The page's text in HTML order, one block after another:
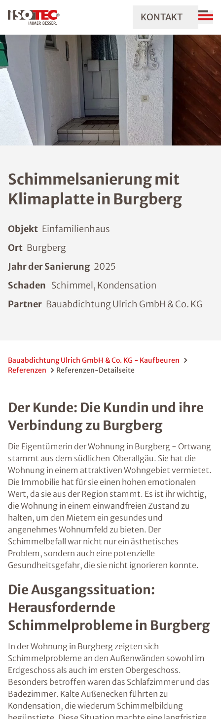
KONTAKT
Schimmelsanierung mit
Klimaplatte in Burgberg
Objekt Einfamilienhaus
Ort Burgberg
Jahr der Sanierung 2025
Schaden Schimmel, Kondensation
Partner Bauabdichtung Ulrich GmbH & Co. KG
Bauabdichtung Ulrich GmbH & Co. KG - Kaufbeuren
Referenzen
Referenzen-Detailseite
Der Kunde: Die Kundin und ihre
Verbindung zu Burgberg
Die Eigentümerin der Wohnung in Burgberg - Ortwang
stammt aus dem südlichen Oberallgäu. Sie hat die
Wohnung in einem attraktiven Wohngebiet vermietet.
Die Immobilie hat für sie einen hohen emotionalen
Wert, da sie aus der Region stammt. Es ist ihr wichtig,
die Wohnung in einem einwandfreien Zustand zu
halten, um den Mietern ein gesundes und
angenehmes Wohnumfeld zu bieten. Der
Schimmelbefall war nicht nur ein ästhetisches
Problem, sondern auch eine potenzielle
Gesundheitsgefahr, die sie nicht ignorieren konnte.
Die Ausgangssituation:
Herausfordernde
Schimmelprobleme in Burgberg
In der Wohnung in Burgberg zeigten sich
Schimmelprobleme an den Außenwänden sowohl im
Erdgeschoss als auch im ersten Obergeschoss.
Besonders betroffen waren das Schlafzimmer und das
Badezimmer. Kalte Außenecken führten zu
Kondensation, die wiederum Schimmelbildung